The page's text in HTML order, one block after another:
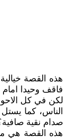
هذه القصة
فاقف وحيدا امام
لكن في كل
الناس، كما
صدام نقية
هذه القصة هي